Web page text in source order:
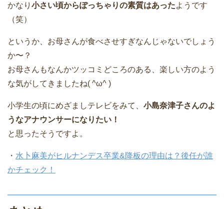
かなり 小さい頃からぽっちゃりの素質はあったようです
（笑）
というか、お母さんが食べさせすぎなんじゃないでしょう
か〜？
お母さんもなんかツッコミどころのある、楽しい方のよう
な気がしてきましたね( ^ω^ )
小学生の頃にめざましテレビをみて、 小島奈津子さんのよ
うなアナウンサーになりたい！
と思ったそうですよ。
・ 水卜麻美がヒルナンデス卒業&降板の理由は？後任が誰
かチェック！